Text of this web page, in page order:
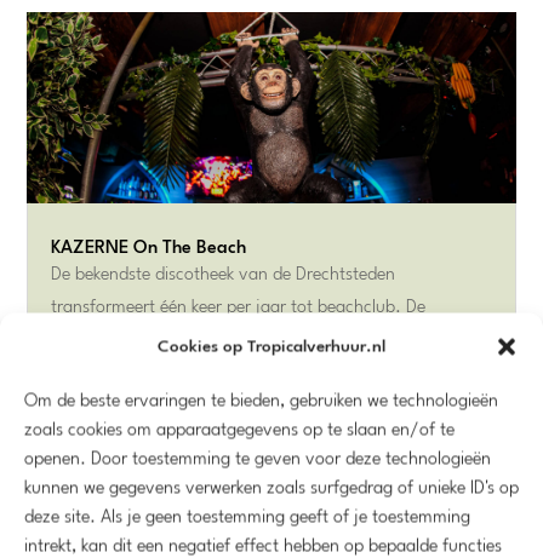
Cookies op Tropicalverhuur.nl
Om de beste ervaringen te bieden, gebruiken we technologieën
zoals cookies om apparaatgegevens op te slaan en/of te
openen. Door toestemming te geven voor deze technologieën
kunnen we gegevens verwerken zoals surfgedrag of unieke ID's op
deze site. Als je geen toestemming geeft of je toestemming
intrekt, kan dit een negatief effect hebben op bepaalde functies
KAZERNE On The Beach
De bekendste discotheek van de Drechtsteden
transformeert één keer per jaar tot beachclub. De
fantastische uitstraling van dit evenement wordt verzorgd
Bekijk